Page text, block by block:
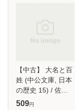
【中古】 大名と百
姓 (中公文庫, 日本
の歴史 15) / 佐々
木潤之介 / 中央公
509円